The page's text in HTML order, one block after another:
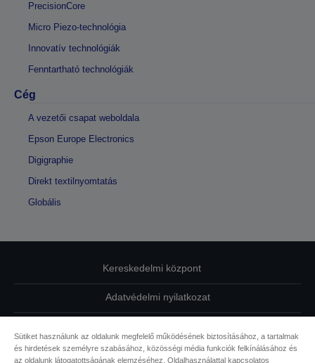
PrecisionCore
Micro Piezo-technológia
Innovatív technológiák
Fenntartható technológiák
Cég
A vezetői csapat weboldala
Epson Europe Electronics
Digigraphie
Direkt textilnyomtatás
Globális
Kereskedelmi központ
Adatvédelmi nyilatkozat
Kapcsolatfelvétel
Sütiket használunk az oldalunk megfelelő működésének biztosításához, a tartalmak
és hirdetések személyre szabásához, közösségi média funkciók felkínálásához és
az oldalunk látogatottságának elemzéséhez. Oldalhasználattal kapcsolatos